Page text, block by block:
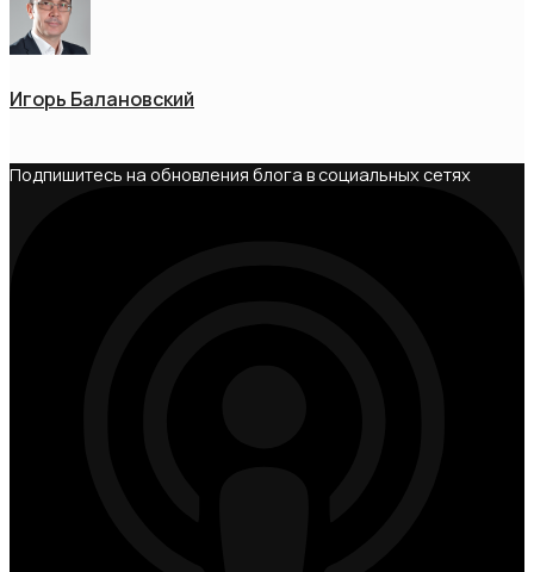
Игорь Балановский
Подпишитесь на обновления блога в социальных сетях